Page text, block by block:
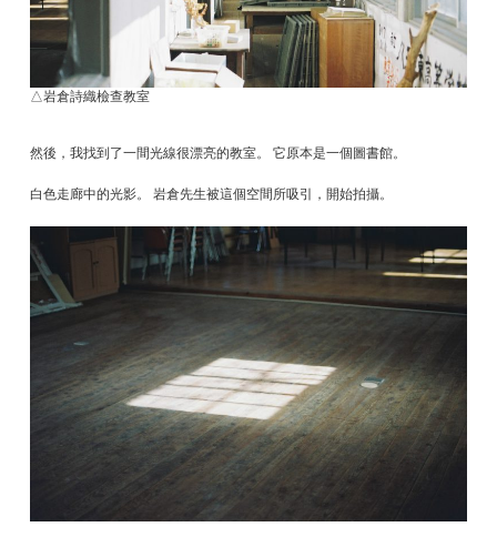
△岩倉詩織檢查教室
然後，我找到了一間光線很漂亮的教室。 它原本是一個圖書館。
白色走廊中的光影。 岩倉先生被這個空間所吸引，開始拍攝。